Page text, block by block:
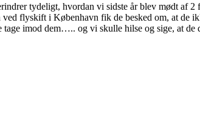
tydeligt, hvordan vi sidste år blev mødt af 2
flyskift i København fik de besked om, at de
imod dem….. og vi skulle hilse og sige, at